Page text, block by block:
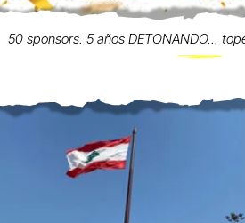
50 sponsors. 5 años DETONANDO...